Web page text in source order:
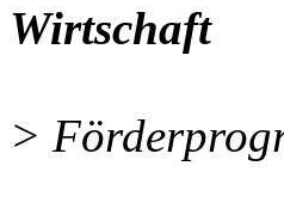
Wirtschaft
>